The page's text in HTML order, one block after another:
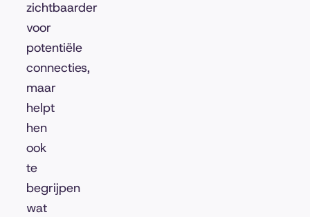
zichtbaarder
voor
potentiële
connecties,
maar
helpt
hen
ook
te
begrijpen
wat